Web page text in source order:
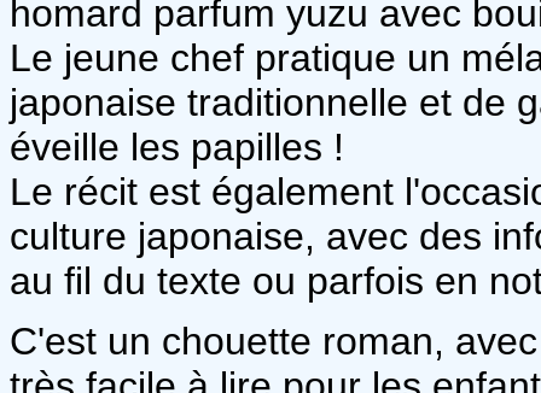
homard parfum yuzu avec
Le jeune chef pratique un
japonaise traditionnelle et de
éveille les papilles !
Le récit est également
culture japonaise, avec des
au fil du texte ou parfois en
C'est un chouette roman,